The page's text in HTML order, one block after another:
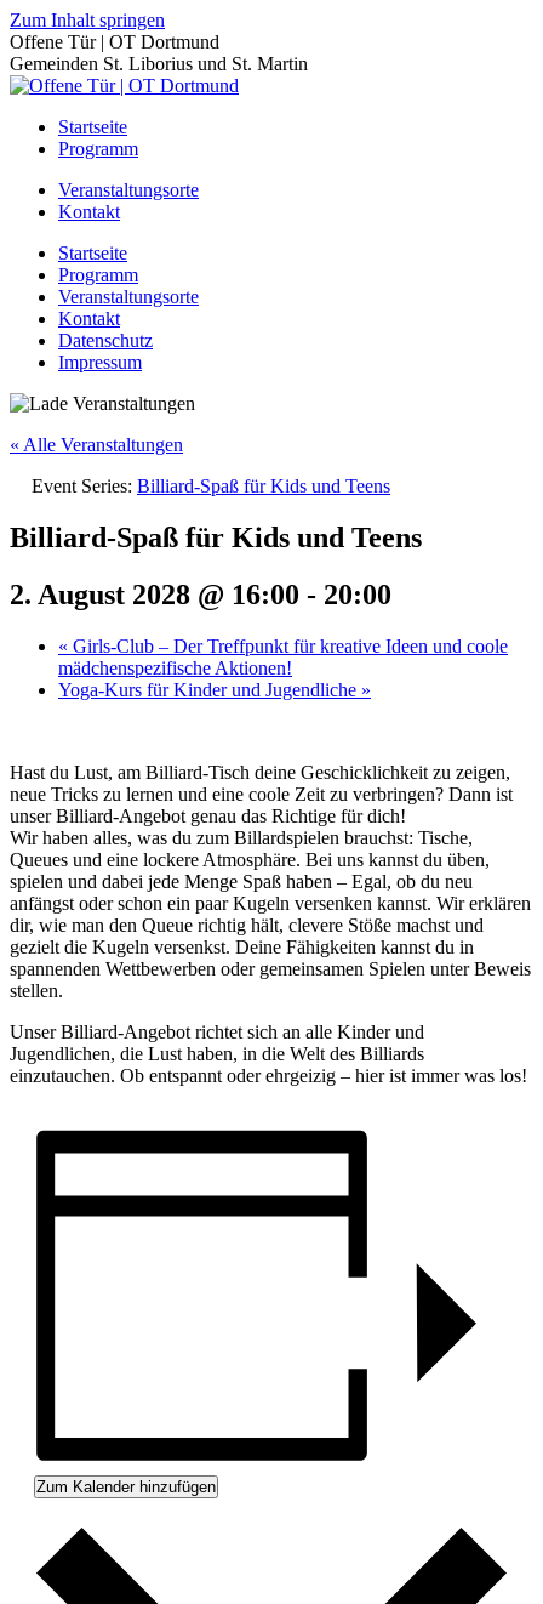
Zum Inhalt springen
Offene Tür | OT Dortmund
Gemeinden St. Liborius und St. Martin
Startseite
Programm
Veranstaltungsorte
Kontakt
Startseite
Programm
Veranstaltungsorte
Kontakt
Datenschutz
Impressum
« Alle Veranstaltungen
Event Series: Billiard-Spaß für Kids und Teens
Billiard-Spaß für Kids und Teens
2. August 2028 @ 16:00 - 20:00
« Girls-Club – Der Treffpunkt für kreative Ideen und coole
mädchenspezifische Aktionen!
Yoga-Kurs für Kinder und Jugendliche »
Hast du Lust, am Billiard-Tisch deine Geschicklichkeit zu zeigen,
neue Tricks zu lernen und eine coole Zeit zu verbringen? Dann ist
unser Billiard-Angebot genau das Richtige für dich!
Wir haben alles, was du zum Billardspielen brauchst: Tische,
Queues und eine lockere Atmosphäre. Bei uns kannst du üben,
spielen und dabei jede Menge Spaß haben – Egal, ob du neu
anfängst oder schon ein paar Kugeln versenken kannst. Wir erklären
dir, wie man den Queue richtig hält, clevere Stöße machst und
gezielt die Kugeln versenkst. Deine Fähigkeiten kannst du in
spannenden Wettbewerben oder gemeinsamen Spielen unter Beweis
stellen.
Unser Billiard-Angebot richtet sich an alle Kinder und
Jugendlichen, die Lust haben, in die Welt des Billiards
einzutauchen. Ob entspannt oder ehrgeizig – hier ist immer was los!
Zum Kalender hinzufügen